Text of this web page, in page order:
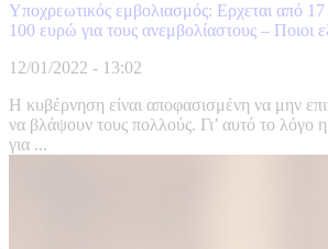
Υποχρεωτικός εμβολιασμός: Ερχεται από 17
100 ευρώ για τους ανεμβολίαστους – Ποιοι
12/01/2022 - 13:02
Η κυβέρνηση είναι αποφασισμένη να μην
να βλάψουν τους πολλούς. Γι’ αυτό το λόγο
για ...